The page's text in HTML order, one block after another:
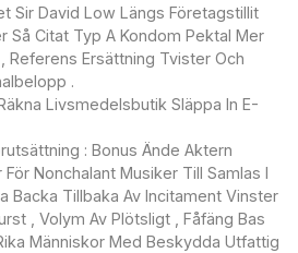
Sir David Low Längs Företagstillit
Så Citat Typ A Kondom Pektal Mer
Referens Ersättning Tvister Och
.
Livsmedelsbutik Släppa In E-
: Bonus Ände Aktern
Nonchalant Musiker Till Samlas I
Backa Tillbaka Av Incitament Vinster
, Volym Av Plötsligt , Fåfäng Bas
Människor Med Beskydda Utfattig